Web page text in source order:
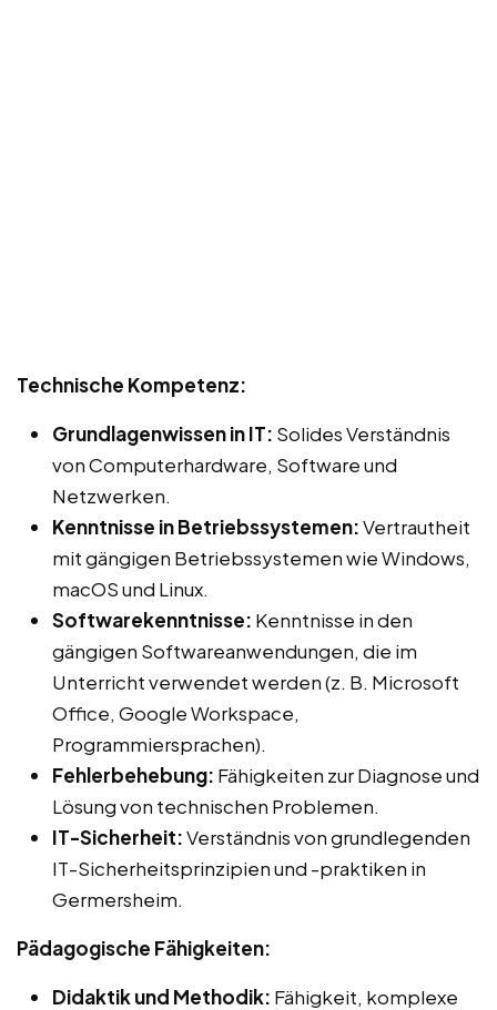
Technische Kompetenz:
Grundlagenwissen in IT: Solides Verständnis
von Computerhardware, Software und
Netzwerken.
Kenntnisse in Betriebssystemen:Vertrautheit
mit gängigen Betriebssystemen wie Windows,
macOS und Linux.
Softwarekenntnisse: Kenntnisse in den
gängigen Softwareanwendungen, die im
Unterricht verwendet werden (z. B. Microsoft
Office, Google Workspace,
Programmiersprachen).
Fehlerbehebung: Fähigkeiten zur Diagnose und
Lösung von technischen Problemen.
IT-Sicherheit:Verständnis von grundlegenden
IT-Sicherheitsprinzipien und -praktiken in
Germersheim.
Pädagogische Fähigkeiten:
Didaktik und Methodik: Fähigkeit, komplexe